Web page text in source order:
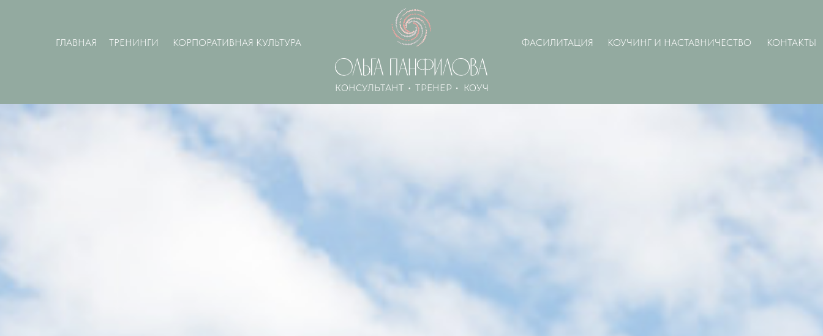
ФАСИЛИТАЦИЯ КОУЧИНГ И НАСТАВНИЧЕСТВО КОНТАКТЫ
ГЛАВНАЯ ТРЕНИНГИ КОРПОРАТИВНАЯ КУЛЬТУРА